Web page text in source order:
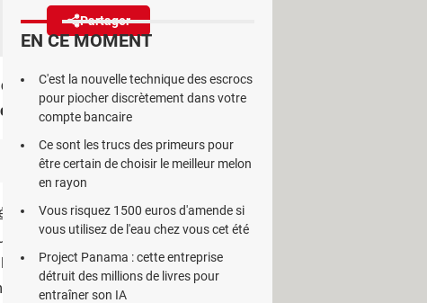
Partager
sur le Dark Web, mais
à faire beaucoup…
personnelles et les IBAN de
dernier. Et autant dire que l'on
hackers se sont emparés de 4 Go de
les données volées avaient été
EN CE MOMENT
C'est la nouvelle technique des escrocs
pour piocher discrètement dans votre
compte bancaire
Ce sont les trucs des primeurs pour
être certain de choisir le meilleur melon
en rayon
Vous risquez 1500 euros d'amende si
vous utilisez de l'eau chez vous cet été
Project Panama : cette entreprise
détruit des millions de livres pour
entraîner son IA